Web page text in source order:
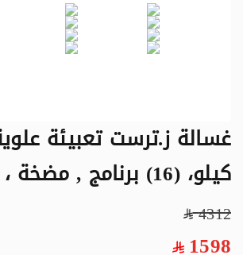
كيلو، (16) برنامج , مضخة ، فضي
4312
1598